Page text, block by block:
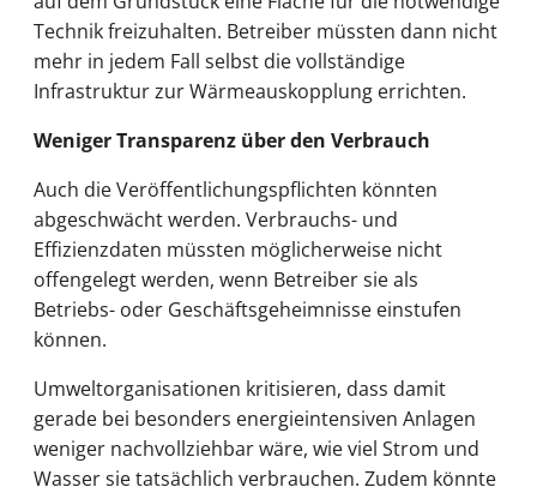
Technik freizuhalten. Betreiber müssten dann nicht
mehr in jedem Fall selbst die vollständige
Infrastruktur zur Wärmeauskopplung errichten.
Weniger Transparenz über den Verbrauch
Auch die Veröffentlichungspflichten könnten
abgeschwächt werden. Verbrauchs- und
Effizienzdaten müssten möglicherweise nicht
offengelegt werden, wenn Betreiber sie als
Betriebs- oder Geschäftsgeheimnisse einstufen
können.
Umweltorganisationen kritisieren, dass damit
gerade bei besonders energieintensiven Anlagen
weniger nachvollziehbar wäre, wie viel Strom und
Wasser sie tatsächlich verbrauchen. Zudem könnte